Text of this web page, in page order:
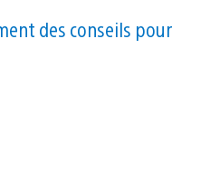
des conseils pour